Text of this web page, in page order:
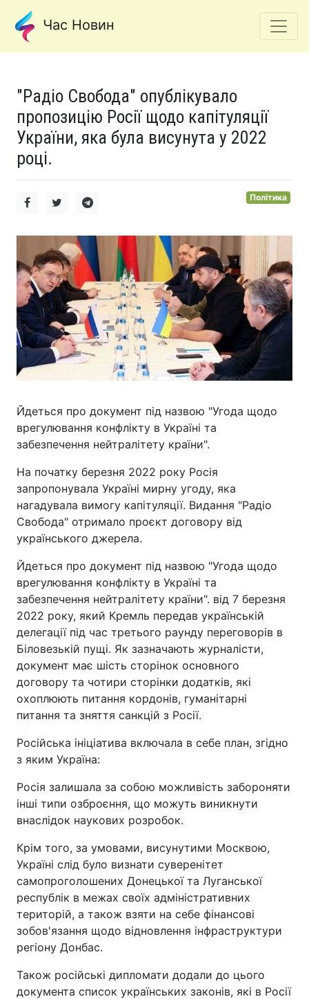
Час Новин
"Радіо Свобода" опублікувало
пропозицію Росії щодо капітуляції
України, яка була висунута у 2022
році.
Політика
Йдеться про документ під назвою "Угода щодо
врегулювання конфлікту в Україні та
забезпечення нейтралітету країни".
На початку березня 2022 року Росія
запропонувала Україні мирну угоду, яка
нагадувала вимогу капітуляції. Видання "Радіо
Свобода" отримало проєкт договору від
українського джерела.
Йдеться про документ під назвою "Угода щодо
врегулювання конфлікту в Україні та
забезпечення нейтралітету країни". від 7 березня
2022 року, який Кремль передав українській
делегації під час третього раунду переговорів в
Біловезькій пущі. Як зазначають журналісти,
документ має шість сторінок основного
договору та чотири сторінки додатків, які
охоплюють питання кордонів, гуманітарні
питання та зняття санкцій з Росії.
Російська ініціатива включала в себе план, згідно
з яким Україна:
Росія залишала за собою можливість забороняти
інші типи озброєння, що можуть виникнути
внаслідок наукових розробок.
Крім того, за умовами, висунутими Москвою,
Україні слід було визнати суверенітет
самопроголошених Донецької та Луганської
республік в межах своїх адміністративних
територій, а також взяти на себе фінансові
зобов'язання щодо відновлення інфраструктури
регіону Донбас.
Також російські дипломати додали до цього
документа список українських законів, які в Росії